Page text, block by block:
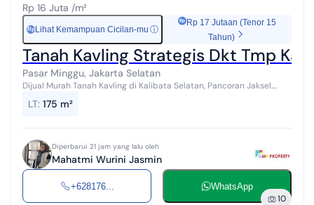
Rp 16 Juta /m²
Rp Lihat Kemampuan Cicilan-mu ⓘ
Rp 17 Jutaan (Tenor 15
Tahun)
Tanah Kavling Strategis Dkt Tmp
Pasar Minggu, Jakarta Selatan
Dijual Murah Tanah Kavling di Kalibata Selatan, Pancoran Jaksel.
PEMBELI / INVEST...
LT: 175 m²
Diperbarui 21 jam yang lalu oleh
Mahatmi Wurini Jasmin
+628176... WhatsApp
10